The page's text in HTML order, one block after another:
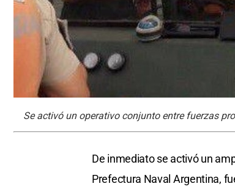
Se activó un operativo conjunto entre fuerzas
De inmediato se activó un
Prefectura Naval Argentina,